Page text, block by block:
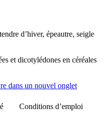
d’hiver, épeautre, seigle
et dicotylédones en céréales
dans un nouvel onglet
Conditions d’emploi